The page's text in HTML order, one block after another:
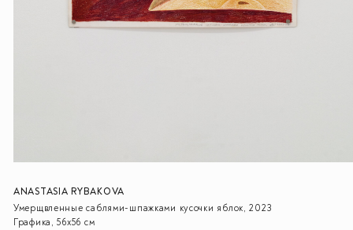
ANASTASIA RYBAKOVA
Умерщвленные саблями-шпажками кусочки яблок, 2023
Графика, 56х56 см